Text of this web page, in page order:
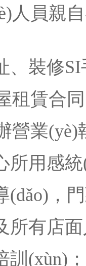
人員親
、裝修
租賃合
營業(yè)
所用感
(dǎo)，
所有店
(xùn)；